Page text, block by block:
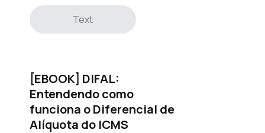
Text
[EBOOK] DIFAL:
Entendendo como
funciona o Diferencial de
Alíquota do ICMS